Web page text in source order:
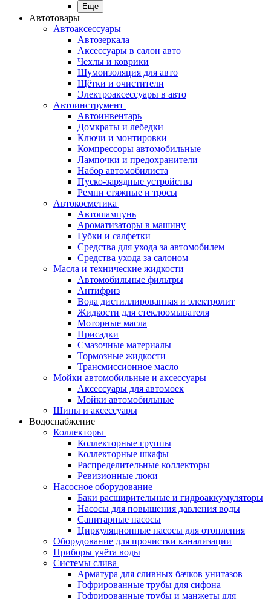
Еще
Автотовары
Автоаксессуары
Автозеркала
Аксессуары в салон авто
Чехлы и коврики
Шумоизоляция для авто
Щётки и очистители
Электроаксессуары в авто
Автоинструмент
Автоинвентарь
Домкраты и лебедки
Ключи и монтировки
Компрессоры автомобильные
Лампочки и предохранители
Набор автомобилиста
Пуско-зарядные устройства
Ремни стяжные и тросы
Автокосметика
Автошампунь
Ароматизаторы в машину
Губки и салфетки
Средства для ухода за автомобилем
Средства ухода за салоном
Масла и технические жидкости
Автомобильные фильтры
Антифриз
Вода дистиллированная и электролит
Жидкости для стеклоомывателя
Моторные масла
Присадки
Смазочные материалы
Тормозные жидкости
Трансмиссионное масло
Мойки автомобильные и аксессуары
Аксессуары для автомоек
Мойки автомобильные
Шины и аксессуары
Водоснабжение
Коллекторы
Коллекторные группы
Коллекторные шкафы
Распределительные коллекторы
Ревизионные люки
Насосное оборудование
Баки расширительные и гидроаккумуляторы
Насосы для повышения давления воды
Санитарные насосы
Циркуляционные насосы для отопления
Оборудование для прочистки канализации
Приборы учёта воды
Системы слива
Арматура для сливных бачков унитазов
Гофрированные трубы для сифона
Гофрированные трубы и манжеты для